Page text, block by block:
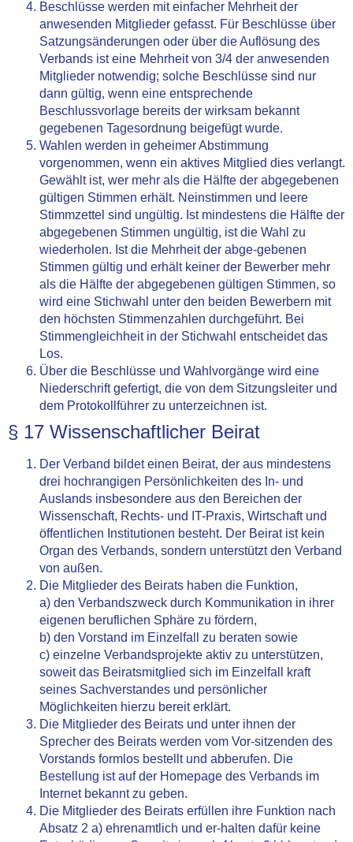
Beschlüsse werden mit einfacher Mehrheit der
anwesenden Mitglieder gefasst. Für Beschlüsse über
Satzungsänderungen oder über die Auflösung des
Verbands ist eine Mehrheit von 3/4 der anwesenden
Mitglieder notwendig; solche Beschlüsse sind nur
dann gültig, wenn eine entsprechende
Beschlussvorlage bereits der wirksam bekannt
gegebenen Tagesordnung beigefügt wurde.
Wahlen werden in geheimer Abstimmung
vorgenommen, wenn ein aktives Mitglied dies verlangt.
Gewählt ist, wer mehr als die Hälfte der abgegebenen
gültigen Stimmen erhält. Neinstimmen und leere
Stimmzettel sind ungültig. Ist mindestens die Hälfte der
abgegebenen Stimmen ungültig, ist die Wahl zu
wiederholen. Ist die Mehrheit der abge-gebenen
Stimmen gültig und erhält keiner der Bewerber mehr
als die Hälfte der abgegebenen gültigen Stimmen, so
wird eine Stichwahl unter den beiden Bewerbern mit
den höchsten Stimmenzahlen durchgeführt. Bei
Stimmengleichheit in der Stichwahl entscheidet das
Los.
Über die Beschlüsse und Wahlvorgänge wird eine
Niederschrift gefertigt, die von dem Sitzungsleiter und
dem Protokollführer zu unterzeichnen ist.
§ 17 Wissenschaftlicher Beirat
Der Verband bildet einen Beirat, der aus mindestens
drei hochrangigen Persönlichkeiten des In- und
Auslands insbesondere aus den Bereichen der
Wissenschaft, Rechts- und IT-Praxis, Wirtschaft und
öffentlichen Institutionen besteht. Der Beirat ist kein
Organ des Verbands, sondern unterstützt den Verband
von außen.
Die Mitglieder des Beirats haben die Funktion,
a) den Verbandszweck durch Kommunikation in ihrer
eigenen beruflichen Sphäre zu fördern,
b) den Vorstand im Einzelfall zu beraten sowie
c) einzelne Verbandsprojekte aktiv zu unterstützen,
soweit das Beiratsmitglied sich im Einzelfall kraft
seines Sachverstandes und persönlicher
Möglichkeiten hierzu bereit erklärt.
Die Mitglieder des Beirats und unter ihnen der
Sprecher des Beirats werden vom Vor-sitzenden des
Vorstands formlos bestellt und abberufen. Die
Bestellung ist auf der Homepage des Verbands im
Internet bekannt zu geben.
Die Mitglieder des Beirats erfüllen ihre Funktion nach
Absatz 2 a) ehrenamtlich und er-halten dafür keine